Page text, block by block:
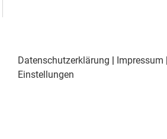
Datenschutzerklärung Impressum
Einstellungen